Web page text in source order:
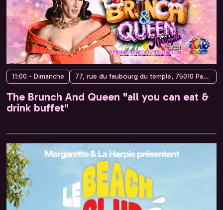
11:00 - Dimanche 77, rue du faubourg du temple, 75010 Paris, France
The Brunch And Queen "all you can eat &
drink buffet"